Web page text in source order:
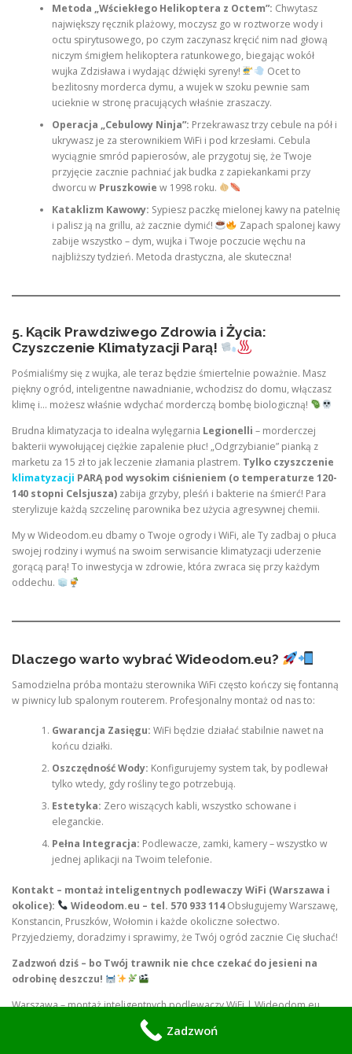
Metoda „Wściekłego Helikoptera z Octem”: Chwytasz
największy ręcznik plażowy, moczysz go w roztworze wody i
octu spirytusowego, po czym zaczynasz kręcić nim nad głową
niczym śmigłem helikoptera ratunkowego, biegając wokół
wujka Zdzisława i wydając dźwięki syreny!
Ocet to
bezlitosny morderca dymu, a wujek w szoku pewnie sam
ucieknie w stronę pracujących właśnie zraszaczy.
Operacja „Cebulowy Ninja”: Przekrawasz trzy cebule na pół i
ukrywasz je za sterownikiem WiFi i pod krzesłami. Cebula
wyciągnie smród papierosów, ale przygotuj się, że Twoje
przyjęcie zacznie pachniać jak budka z zapiekankami przy
dworcu w Pruszkowie w 1998 roku.
Kataklizm Kawowy: Sypiesz paczkę mielonej kawy na patelnię
i palisz ją na grillu, aż zacznie dymić!
Zapach spalonej kawy
zabije wszystko – dym, wujka i Twoje poczucie węchu na
najbliższy tydzień. Metoda drastyczna, ale skuteczna!
5. Kącik Prawdziwego Zdrowia i Życia:
Czyszczenie Klimatyzacji Parą!
Pośmialiśmy się z wujka, ale teraz będzie śmiertelnie poważnie. Masz
piękny ogród, inteligentne nawadnianie, wchodzisz do domu, włączasz
klimę i… możesz właśnie wdychać morderczą bombę biologiczną!
Brudna klimatyzacja to idealna wylęgarnia Legionelli – morderczej
bakterii wywołującej ciężkie zapalenie płuc! „Odgrzybianie” pianką z
marketu za 15 zł to jak leczenie złamania plastrem. Tylko czyszczenie
klimatyzacji PARĄ pod wysokim ciśnieniem (o temperaturze 120-
140 stopni Celsjusza) zabija grzyby, pleśń i bakterie na śmierć! Para
sterylizuje każdą szczelinę parownika bez użycia agresywnej chemii.
My w Wideodom.eu dbamy o Twoje ogrody i WiFi, ale Ty zadbaj o płuca
swojej rodziny i wymuś na swoim serwisancie klimatyzacji uderzenie
gorącą parą! To inwestycja w zdrowie, która zwraca się przy każdym
oddechu.
Dlaczego warto wybrać Wideodom.eu?
Samodzielna próba montażu sterownika WiFi często kończy się fontanną
w piwnicy lub spalonym routerem. Profesjonalny montaż od nas to:
Gwarancja Zasięgu: WiFi będzie działać stabilnie nawet na
końcu działki.
Oszczędność Wody: Konfigurujemy system tak, by podlewał
tylko wtedy, gdy rośliny tego potrzebują.
Estetyka: Zero wiszących kabli, wszystko schowane i
eleganckie.
Pełna Integracja: Podlewacze, zamki, kamery – wszystko w
jednej aplikacji na Twoim telefonie.
Kontakt – montaż inteligentnych podlewaczy WiFi (Warszawa i
okolice):
Wideodom.eu – tel. 570 933 114Obsługujemy Warszawę,
Konstancin, Pruszków, Wołomin i każde okoliczne sołectwo.
Przyjedziemy, doradzimy i sprawimy, że Twój ogród zacznie Cię słuchać!
Zadzwoń dziś – bo Twój trawnik nie chce czekać do jesieni na
odrobinę deszczu!
Warszawa – montaż inteligentnych podlewaczy WiFi | Wideodom.eu
Automatyczne nawadnianie ogrodu sterowane z telefonu | tel. 570 933
Zadzwoń